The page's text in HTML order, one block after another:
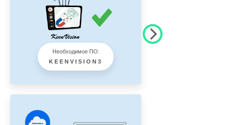
Необходимое ПО:
KEENVISION3